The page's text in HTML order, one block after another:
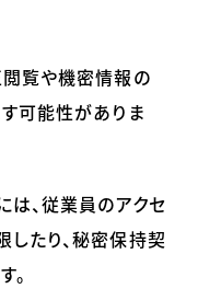
覧や機密情報の
可能性がありま
は、従業員のアクセ
たり、秘密保持契
。